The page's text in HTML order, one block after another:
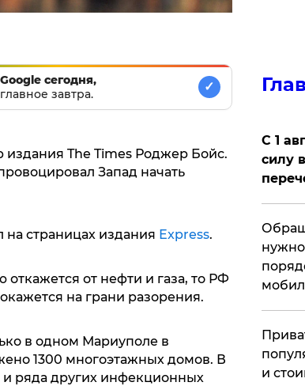
сегодня,
завтра.
✓
The Times Роджер Бойс.
Запад начать
страницах издания Еxpress.
откажется от нефти и газа, то РФ
на грани разорения.
в одном Мариуполе в
1300 многоэтажных домов. В
ряда других инфекционных
С 1
силу
и